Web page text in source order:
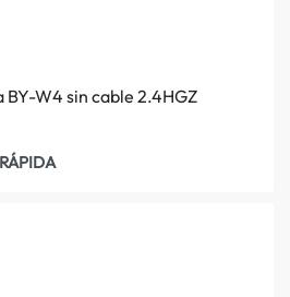
W4 sin cable 2.4HGZ